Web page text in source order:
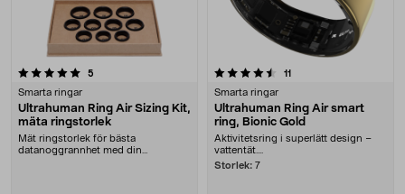
5
Smarta ringar
Ultrahuman Ring Air Sizing Kit,
mäta ringstorlek
Mät ringstorlek för bästa
datanoggrannhet med din
4.5 av 5 stjärnor 11
Smarta ringar
Ultrahuman Ring Air smart
ring, Bionic Gold
Aktivitetsring i superlätt design –
vattentät....
Storlek: 7